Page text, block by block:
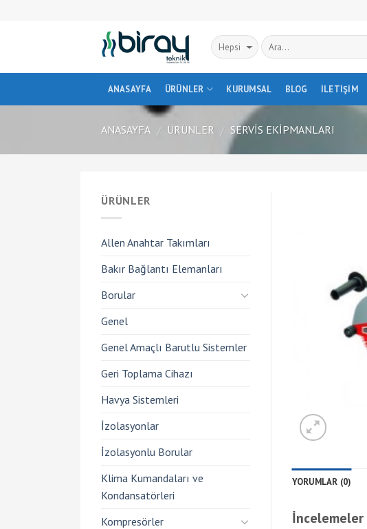
ANASAYFA ÜRÜNLER KURUMSAL BLOG İLETIŞIM
ANASAYFA / ÜRÜNLER / SERVIS EKIPMANLARI
YORUMLAR (0)
İncelemeler
ÜRÜNLER
Allen Anahtar Takımları
Bakır Bağlantı Elemanları
Borular
Genel
Genel Amaçlı Barutlu Sistemler
Geri Toplama Cihazı
Havya Sistemleri
İzolasyonlar
İzolasyonlu Borular
Klima Kumandaları ve
Kondansatörleri
Kompresörler